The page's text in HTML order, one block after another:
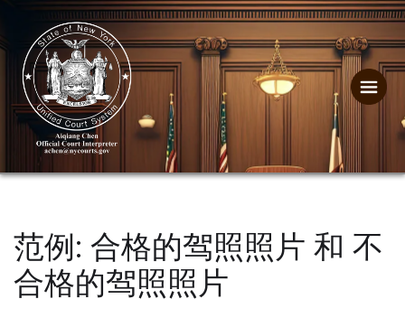
范例: 合格的驾照照片 和 不
合格的驾照照片